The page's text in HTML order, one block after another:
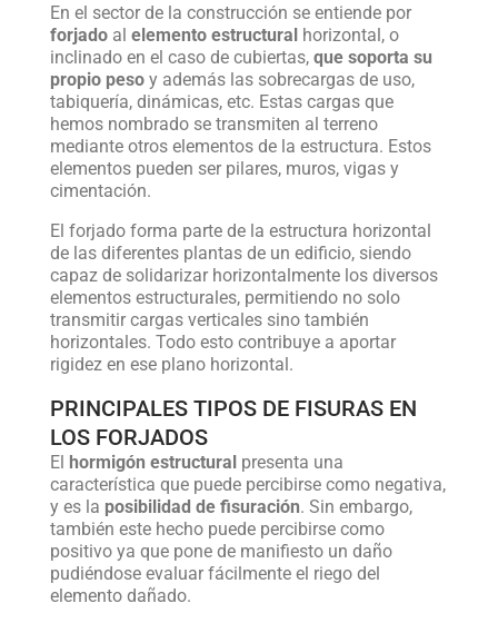
En el sector de la construcción se entiende por
forjado al elemento estructuralhorizontal, o
inclinado en el caso de cubiertas, que soporta su
propio pesoy además las sobrecargas de uso,
tabiquería, dinámicas, etc. Estas cargas que
hemos nombrado se transmiten al terreno
mediante otros elementos de la estructura. Estos
elementos pueden ser pilares, muros, vigas y
cimentación.
El forjado forma parte de la estructura horizontal
de las diferentes plantas de un edificio, siendo
capaz de solidarizar horizontalmente los diversos
elementos estructurales, permitiendo no solo
transmitir cargas verticales sino también
horizontales. Todo esto contribuye a aportar
rigidez en ese plano horizontal.
PRINCIPALES TIPOS DE FISURAS EN
LOS FORJADOS
El hormigón estructuralpresenta una
característica que puede percibirse como negativa,
y es la posibilidad de fisuración. Sin embargo,
también este hecho puede percibirse como
positivo ya que pone de manifiesto un daño
pudiéndose evaluar fácilmente el riego del
elemento dañado.